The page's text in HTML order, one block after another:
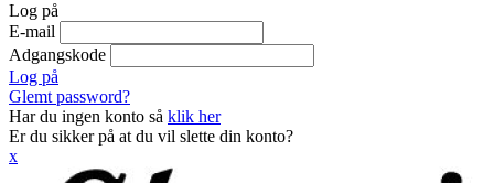
Log på
E-mail
Adgangskode
Log på
Glemt password?
Har du ingen konto så klik her
Er du sikker på at du vil slette din konto?
x